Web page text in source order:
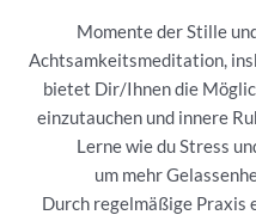
Momente der Stille
Achtsamkeitsmeditation,
bietet Dir/Ihnen die
einzutauchen und innere
Lerne wie du Stress
um mehr
Durch regelmäßige